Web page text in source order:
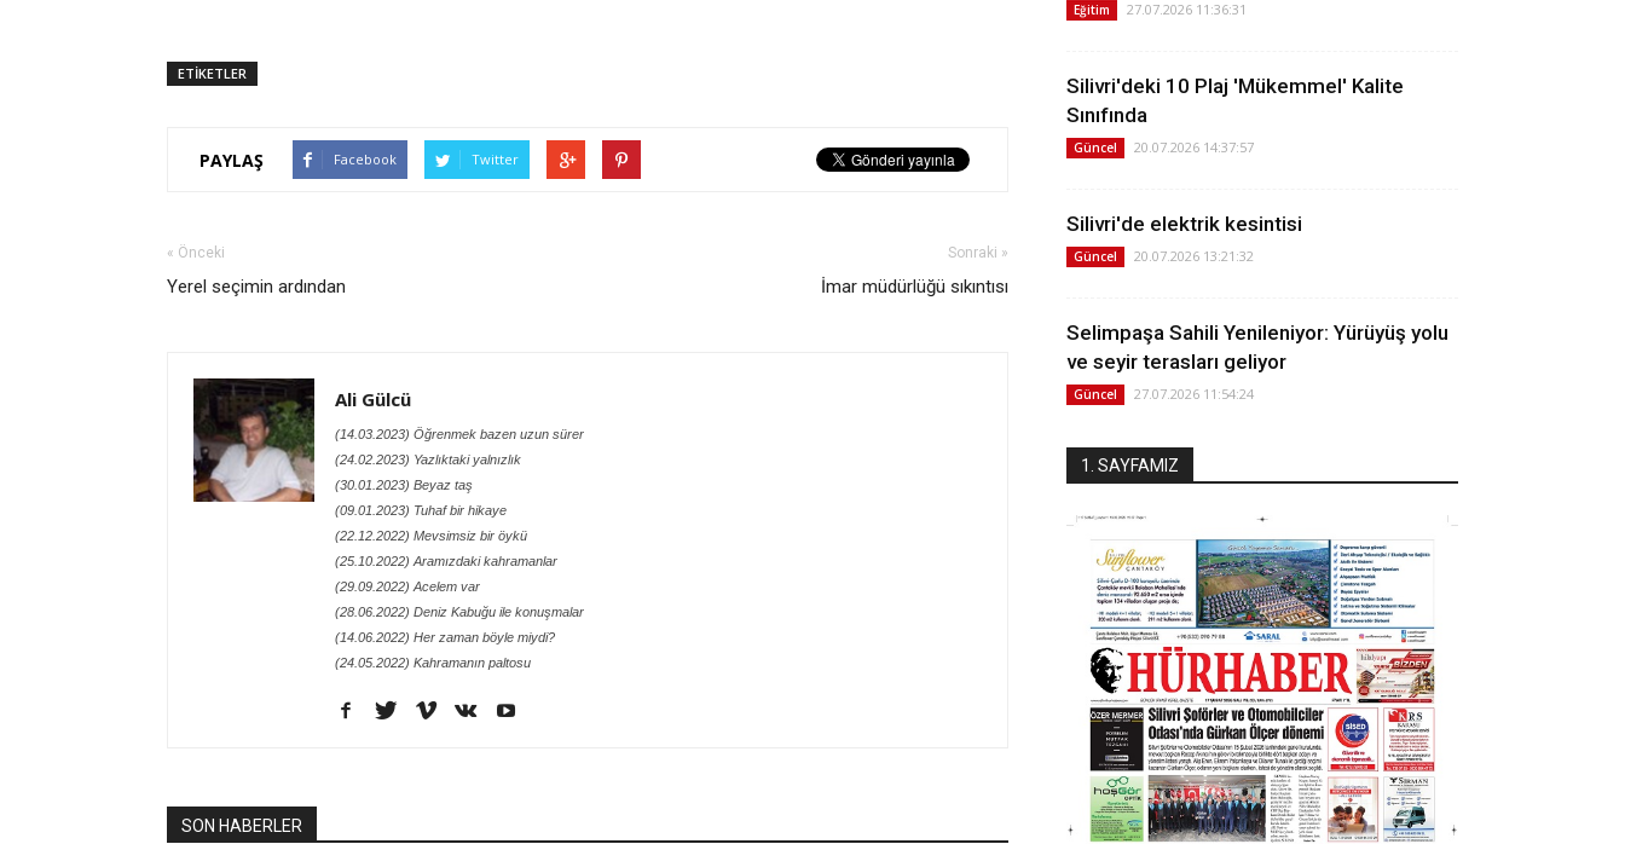
ETİKETLER
PAYLAŞ Facebook Twitter
« Önceki
Yerel seçimin ardından
Sonraki »
İmar müdürlüğü sıkıntısı
Ali Gülcü
(14.03.2023) Öğrenmek bazen uzun sürer
(24.02.2023) Yazlıktaki yalnızlık
(30.01.2023) Beyaz taş
(09.01.2023) Tuhaf bir hikaye
(22.12.2022) Mevsimsiz bir öykü
(25.10.2022) Aramızdaki kahramanlar
(29.09.2022) Acelem var
(28.06.2022) Deniz Kabuğu ile konuşmalar
(14.06.2022) Her zaman böyle miydi?
(24.05.2022) Kahramanın paltosu
SON HABERLER
Eğitim 27.07.2026 11:36:31
Silivri'deki 10 Plaj 'Mükemmel' Kalite
Sınıfında
Güncel 20.07.2026 14:37:57
Silivri'de elektrik kesintisi
Güncel 20.07.2026 13:21:32
Selimpaşa Sahili Yenileniyor: Yürüyüş yolu
ve seyir terasları geliyor
Güncel 27.07.2026 11:54:24
1. SAYFAMIZ